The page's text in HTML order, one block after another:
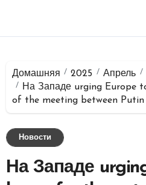
Домашняя 2025 Апрель
На Западе urging Europe
of the meeting between
Новости
На Западе